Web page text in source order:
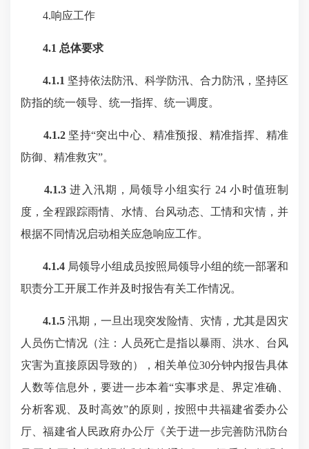
4.响应工作
4.1 总体要求
4.1.1 坚持依法防汛、科学防汛、合力防汛，坚持区
防指的统一领导、统一指挥、统一调度。
4.1.2 坚持“突出中心、精准预报、精准指挥、精准
防御、精准救灾”。
4.1.3进入汛期，局领导小组实行 24 小时值班制
度，全程跟踪雨情、水情、台风动态、工情和灾情，并
根据不同情况启动相关应急响应工作。
4.1.4 局领导小组成员按照局领导小组的统一部署和
职责分工开展工作并及时报告有关工作情况。
4.1.5 汛期，一旦出现突发险情、灾情，尤其是因灾
人员伤亡情况（注：人员死亡是指以暴雨、洪水、台风
灾害为直接原因导致的），相关单位30分钟内报告具体
人数等信息外，要进一步本着“实事求是、界定准确、
分析客观、及时高效”的原则，按照中共福建省委办公
厅、福建省人民政府办公厅《关于进一步完善防汛防台